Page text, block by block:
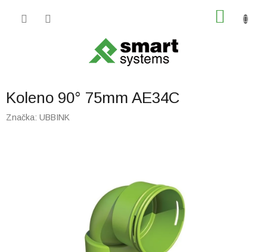
Koleno 90° 75mm AE34C
Značka: UBBINK